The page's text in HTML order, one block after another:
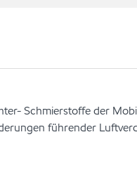
Schmierstoffe der
führender